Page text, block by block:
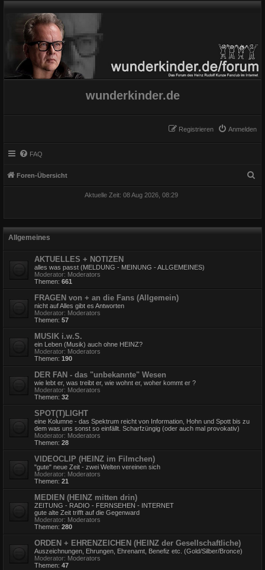
wunderkinder.de
Anmelden
Registrieren
FAQ
Foren-Übersicht
Aktuelle Zeit: 08 Aug 2026, 08:29
Allgemeines
AKTUELLES + NOTIZEN
alles was passt (MELDUNG - MEINUNG - ALLGEMEINES)
Moderator: Moderators
Themen: 661
FRAGEN von + an die Fans (Allgemein)
nicht auf Alles gibt es Antworten
Moderator: Moderators
Themen: 57
MUSIK i.w.S.
ein Leben (Musik) auch ohne HEINZ?
Moderator: Moderators
Themen: 190
DER FAN - das "unbekannte" Wesen
wie lebt er, was treibt er, wie wohnt er, woher kommt er ?
Moderator: Moderators
Themen: 32
SPOT(T)LIGHT
eine Kolumne - das Spektrum reicht von Information, Hohn und Spott bis zu
dem was uns sonst so einfällt. Scharfzüngig (oder auch mal provokativ)
Moderator: Moderators
Themen: 28
VIDEOCLIP (HEINZ im Filmchen)
"gute" neue Zeit - zwei Welten vereinen sich
Moderator: Moderators
Themen: 21
MEDIEN (HEINZ mitten drin)
ZEITUNG - RADIO - FERNSEHEN - INTERNET
gute alte Zeit trifft auf die Gegenward
Moderator: Moderators
Themen: 280
ORDEN + EHRENZEICHEN (HEINZ der Gesellschaftliche)
Auszeichnungen, Ehrungen, Ehrenamt, Benefiz etc. (Gold/Silber/Bronce)
Moderator: Moderators
Themen: 47